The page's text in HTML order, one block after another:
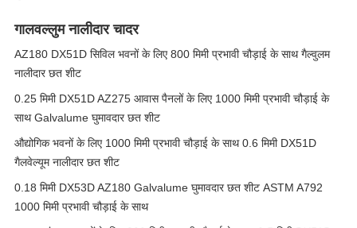
गालवल्लुम नालीदार चादर
AZ180 DX51D सिविल भवनों के लिए 800 मिमी प्रभावी चौड़ाई के साथ गैल्वुलम
नालीदार छत शीट
0.25 मिमी DX51D AZ275 आवास पैनलों के लिए 1000 मिमी प्रभावी चौड़ाई के
साथ Galvalume घुमावदार छत शीट
औद्योगिक भवनों के लिए 1000 मिमी प्रभावी चौड़ाई के साथ 0.6 मिमी DX51D
गैलवेल्यूम नालीदार छत शीट
0.18 मिमी DX53D AZ180 Galvalume घुमावदार छत शीट ASTM A792
1000 मिमी प्रभावी चौड़ाई के साथ